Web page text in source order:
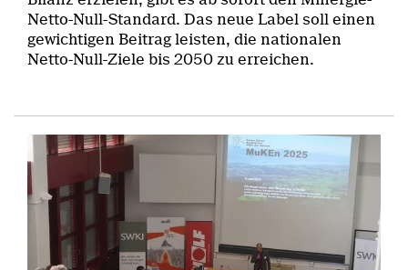
Netto-Null-Standard. Das neue Label soll einen
gewichtigen Beitrag leisten, die nationalen
Netto-Null-Ziele bis 2050 zu erreichen.